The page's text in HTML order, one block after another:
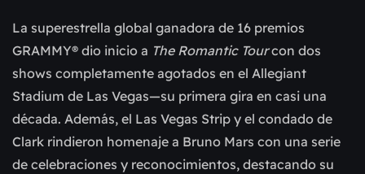
La superestrella global ganadora de 16 premios
GRAMMY® dio inicio a The Romantic Tourcon dos
shows completamente agotados en el Allegiant
Stadium de Las Vegas—su primera gira en casi una
década. Además, el Las Vegas Strip y el condado de
Clark rindieron homenaje a Bruno Mars con una serie
de celebraciones y reconocimientos, destacando su